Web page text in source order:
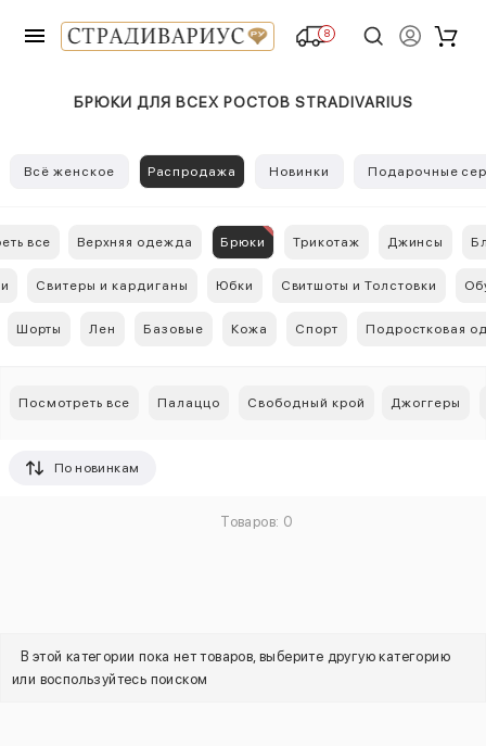
8
БРЮКИ ДЛЯ ВСЕХ РОСТОВ STRADIVARIUS
Всё женское Распродажа Новинки Подарочные
все Верхняя одежда Брюки Трикотаж Джинсы
Свитеры и кардиганы Юбки Свитшоты и Толстовки
Шорты Лен Базовые Кожа Спорт Подростковая
Посмотреть все Палаццо Свободный крой Джоггеры
По новинкам
Товаров: 0
В этой категории пока нет товаров, выберите другую категорию
или воспользуйтесь поиском